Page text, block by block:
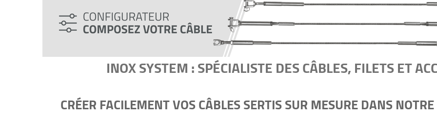
INOX SYSTEM : SPÉCIALISTE DES CÂBLES, FILETS ET
CRÉER FACILEMENT VOS CÂBLES SERTIS SUR MESURE DANS